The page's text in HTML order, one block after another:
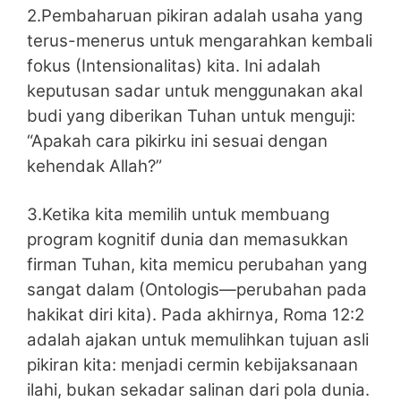
2.Pembaharuan pikiran adalah usaha yang
terus-menerus untuk mengarahkan kembali
fokus (Intensionalitas) kita. Ini adalah
keputusan sadar untuk menggunakan akal
budi yang diberikan Tuhan untuk menguji:
“Apakah cara pikirku ini sesuai dengan
kehendak Allah?”
3.Ketika kita memilih untuk membuang
program kognitif dunia dan memasukkan
firman Tuhan, kita memicu perubahan yang
sangat dalam (Ontologis—perubahan pada
hakikat diri kita). Pada akhirnya, Roma 12:2
adalah ajakan untuk memulihkan tujuan asli
pikiran kita: menjadi cermin kebijaksanaan
ilahi, bukan sekadar salinan dari pola dunia.